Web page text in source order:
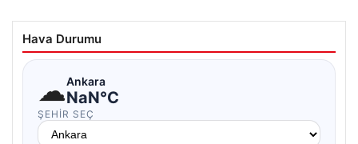
Hava Durumu
☁Ankara
NaN°C
ŞEHIR SEÇ